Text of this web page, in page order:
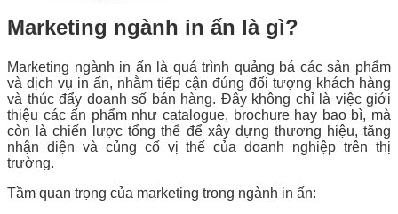
Marketing ngành in ấn là gì?
Marketing ngành in ấn là quá trình quảng bá các sản phẩm
và dịch vụ in ấn, nhằm tiếp cận đúng đối tượng khách hàng
và thúc đẩy doanh số bán hàng. Đây không chỉ là việc giới
thiệu các ấn phẩm như catalogue, brochure hay bao bì, mà
còn là chiến lược tổng thể để xây dựng thương hiệu, tăng
nhận diện và củng cố vị thế của doanh nghiệp trên thị
trường.
Tầm quan trọng của marketing trong ngành in ấn: